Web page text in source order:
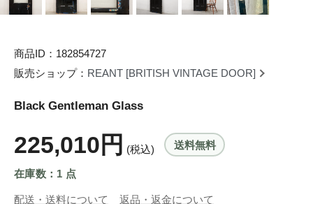
商品ID：182854727
販売ショップ： REANT [BRITISH VINTAGE DOOR]
Black Gentleman Glass
225,010円 (税込) 送料無料
在庫数：1 点
配送・送料について
返品・返金について